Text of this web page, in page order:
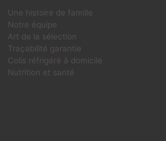
Une histoire de famille
Notre équipe
Art de la sélection
Traçabilité garantie
Colis réfrigéré à domicile
Nutrition et santé